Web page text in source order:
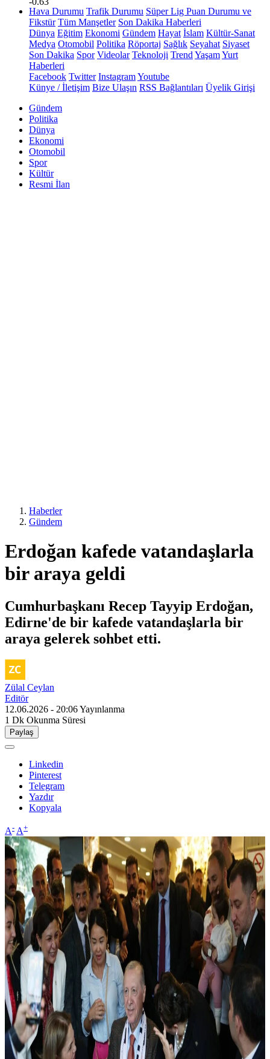
Hava Durumu Trafik Durumu Süper Lig Puan Durumu ve
Fikstür Tüm Manşetler Son Dakika Haberleri
Dünya Eğitim Ekonomi Gündem Hayat İslam Kültür-Sanat
Medya Otomobil Politika Röportaj Sağlık Seyahat Siyaset
Son Dakika Spor Videolar Teknoloji Trend YaşamYurt
Haberleri
Facebook Twitter InstagramYoutube
Künye / İletişim Bize Ulaşın RSS Bağlantıları Üyelik Girişi
Gündem
Politika
Dünya
Ekonomi
Otomobil
Spor
Kültür
Resmi İlan
Haberler
Gündem
Erdoğan kafede vatandaşlarla
bir araya geldi
Cumhurbaşkanı Recep Tayyip Erdoğan,
Edirne'de bir kafede vatandaşlarla bir
araya gelerek sohbet etti.
Zülal Ceylan
Editör
12.06.2026 - 20:06Yayınlanma
1 Dk Okunma Süresi
Paylaş
Linkedin
Pinterest
Telegram
Yazdır
Kopyala
A- A+